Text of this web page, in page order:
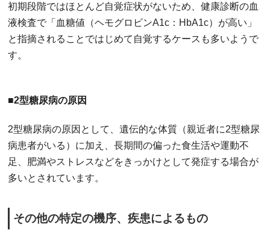
初期段階ではほとんど自覚症状がないため、健康診断の血
液検査で「血糖値（ヘモグロビンA1c：HbA1c）が高い」
と指摘されることではじめて自覚するケースも多いようで
す。
■2型糖尿病の原因
2型糖尿病の原因として、遺伝的な体質（親近者に2型糖尿
病患者がいる）に加え、長期間の偏った食生活や運動不
足、肥満やストレスなどをきっかけとして発症する場合が
多いとされています。
その他の特定の機序、疾患によるもの